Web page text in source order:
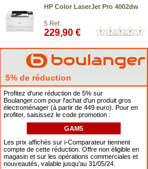
HP Color LaserJet Pro 4002dw
5 Ref.
229,90 €
5% de réduction
Profitez d'une réduction de 5% sur
Boulanger.com pour l'achat d'un produit gros
électroménager (à partir de 449 euro). Pour en
profiter, saisissez le code promotion :
GAM5
Les prix affichés sur i-Comparateur tiennent
compte de cette réduction. Offre non éligible en
magasin et sur les opérations commerciales et
nouveautés, valable jusqu'au 31/05/24.